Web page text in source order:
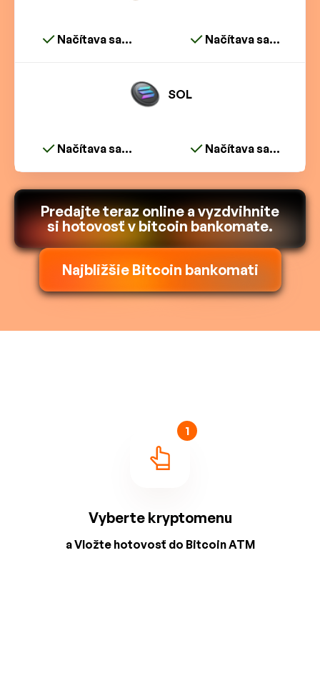
Načítava sa... Načítava sa...
SOL
Načítava sa... Načítava sa...
Predajte teraz online a vyzdvihnite
si hotovosť v bitcoin bankomate.
Najbližšie Bitcoin bankomati
1
Vyberte kryptomenu
a Vložte hotovosť do Bitcoin ATM